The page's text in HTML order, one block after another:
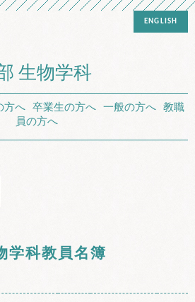
ENGLISH
生物学科
方へ 卒業生の方へ 一般の方へ
教職
員の方へ
科教員名簿